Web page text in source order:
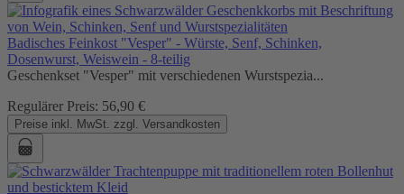
Badisches Feinkost "Vesper" - Würste, Senf, Schinken,
Dosenwurst, Weiswein - 8-teilig
Geschenkset "Vesper" mit verschiedenen Wurstspezia...
Regulärer Preis: 56,90 €
Preise inkl. MwSt. zzgl. Versandkosten